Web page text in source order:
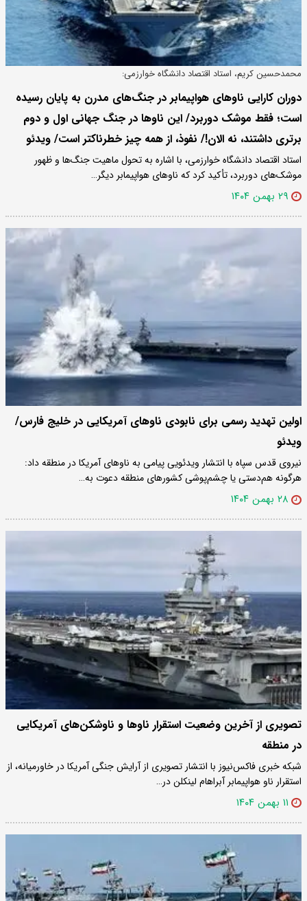
محمدحسین کریم، استاد اقتصاد دانشگاه خوارزمی:
دوران کارایی ناوهای هواپیمابر در جنگ‌های مدرن به پایان رسیده
است؛ فقط موشک دوربرد/ این ناوها در جنگ جهانی اول و دوم
برتری داشتند، نه الان!/ نفوذ، از همه چیز خطرناکتر است/ ویدئو
استاد اقتصاد دانشگاه خوارزمی، با اشاره به تحول ماهیت جنگ‌ها و ظهور
موشک‌های دوربرد، تأکید کرد که ناوهای هواپیمابر دیگر…
۲۹ بهمن ۱۴۰۴
اولین تهدید رسمی برای نابودی ناوهای آمریکایی در خلیج فارس/
ویدئو
نیروی قدس سپاه با انتشار ویدئویی پیامی به ناوهای آمریکا در منطقه داد:
هرگونه هم‌دستی یا چشم‌پوشی کشورهای منطقه دعوت به…
۲۸ بهمن ۱۴۰۴
تصویری از آخرین وضعیت استقرار ناوها و ناوشکن‌های آمریکایی
در منطقه
شبکه خبری فاکس‌نیوز با انتشار تصویری از آرایش جنگی آمریکا در خاورمیانه، از
استقرار ناو هواپیمابر آبراهام لینکلن در…
۱۱ بهمن ۱۴۰۴